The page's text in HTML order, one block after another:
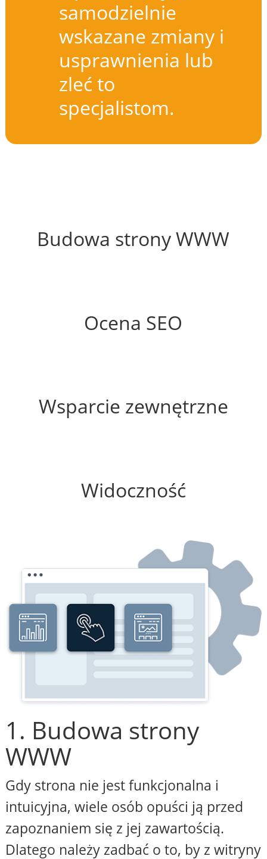
samodzielnie
wskazane zmiany i
usprawnienia lub
zleć to
specjalistom.
Budowa strony WWW
Ocena SEO
Wsparcie zewnętrzne
Widoczność
1. Budowa strony
WWW
Gdy strona nie jest funkcjonalna i
intuicyjna, wiele osób opuści ją przed
zapoznaniem się z jej zawartością.
Dlatego należy zadbać o to, by z witryny